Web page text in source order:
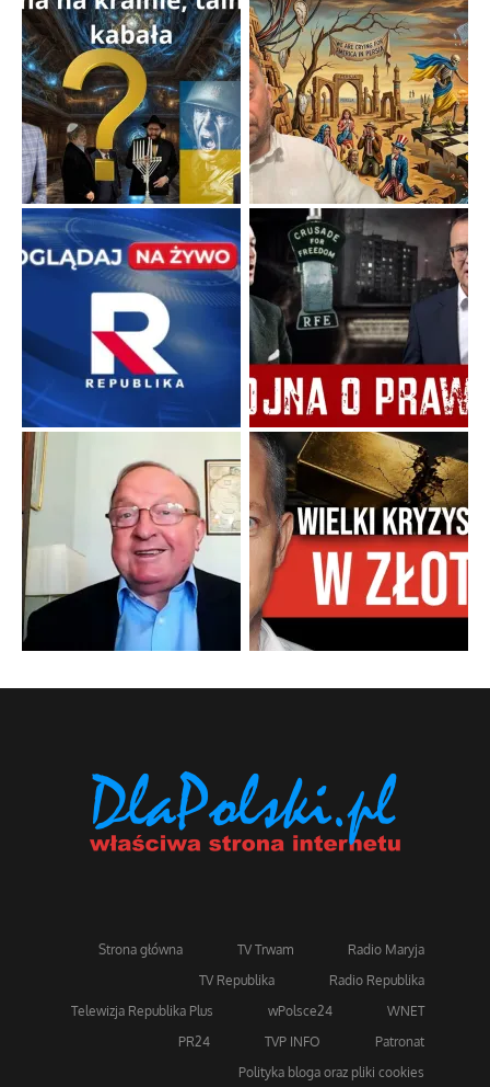
Strona główna TV Trwam
Radio Maryja
TV Republika
Radio Republika
Telewizja Republika Plus
wPolsce24
WNET
PR24
TVP INFO
Patronat
Polityka bloga oraz pliki cookies